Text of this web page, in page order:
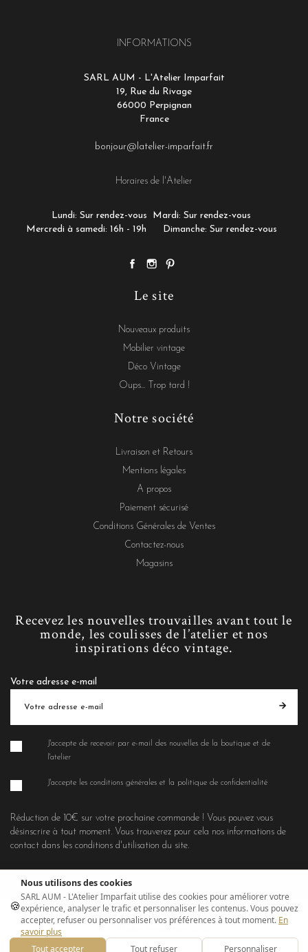
INFORMATIONS
SARL AUM - L'Atelier Imparfait
19, Rue du Rivage
66000 Perpignan
France
bonjour@latelier-imparfait.fr
Horaires de l'Atelier
Lundi: Sur rendez-vous
Mardi: Sur rendez-vous
Mercredi à samedi: 16h - 19h
Dimanche: Sur rendez-vous
Le site
Nouveaux produits
Mobilier vintage
Déco Vintage
Oups... Trop tard !
Notre société
Livraison et Retours
Mentions légales
A propos
Paiement sécurisé
Conditions Générales de Ventes
Contactez-nous
Magasins
Recevez les nouvelles trouvailles avant tout le
monde, les coulisses de l’atelier et nos
inspirations déco vintage.
Votre adresse e-mail
J'accepte de recevoir par e-mail des nouvelles de la boutique et de
l'atelier
J'accepte les conditions générales et la politique de confidentialité
Réduction de 10€ sur votre prochaine commande ! Vous pouvez vous
désinscrire à tout moment. Vous trouverez pour cela nos informations de
contact dans les conditions d'utilisation du site.
© L'Atelier Imparfait 2021
🍪
Nous utilisons des cookies
SARL AUM - L'Atelier Imparfait utilise des cookies pour améliorer votre
expérience, analyser le trafic et personnaliser les contenus. Vous pouvez
accepter, refuser ou personnaliser vos préférences à tout moment. En
savoir plus
Tout accepter
Tout refuser Personnaliser